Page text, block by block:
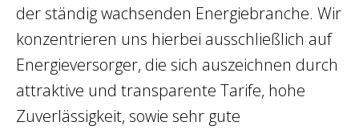
der ständig wachsenden Energiebranche. Wir
konzentrieren uns hierbei ausschließlich auf
Energieversorger, die sich auszeichnen durch
attraktive und transparente Tarife, hohe
Zuverlässigkeit, sowie sehr gute